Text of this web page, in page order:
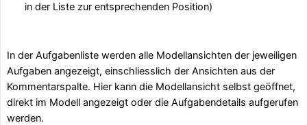
in der Liste zur entsprechenden Position)
In der Aufgabenliste werden alle Modellansichten der jeweiligen
Aufgaben angezeigt, einschliesslich der Ansichten aus der
Kommentarspalte. Hier kann die Modellansicht selbst geöffnet,
direkt im Modell angezeigt oder die Aufgabendetails aufgerufen
werden.